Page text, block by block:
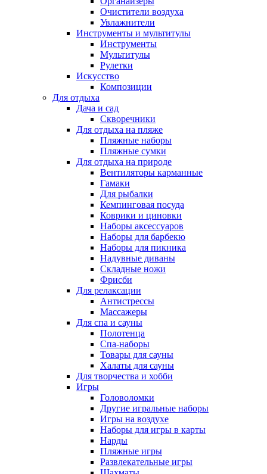
Очистители воздуха
Увлажнители
Инструменты и мультитулы
Инструменты
Мультитулы
Рулетки
Искусство
Композиции
Для отдыха
Дача и сад
Скворечники
Для отдыха на пляже
Пляжные наборы
Пляжные сумки
Для отдыха на природе
Вентиляторы карманные
Гамаки
Для рыбалки
Кемпинговая посуда
Коврики и циновки
Наборы аксессуаров
Наборы для барбекю
Наборы для пикника
Надувные диваны
Складные ножи
Фрисби
Для релаксации
Антистрессы
Массажеры
Для спа и сауны
Полотенца
Спа-наборы
Товары для сауны
Халаты для сауны
Для творчества и хобби
Игры
Головоломки
Другие игральные наборы
Игры на воздухе
Наборы для игры в карты
Нарды
Пляжные игры
Развлекательные игры